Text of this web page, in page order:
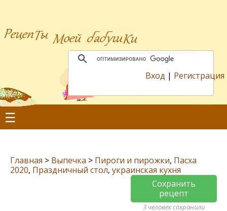
Вход | Регистрация
☰
Главная > Выпечка > Пироги и пирожки, Пасха
2020, Праздничный стол, украинская кухня
Сохранить
рецепт
3 человек сохранили